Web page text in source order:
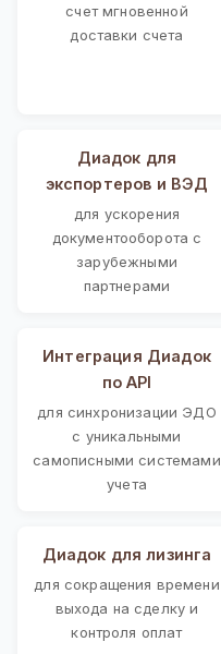
счет мгновенной
доставки счета
Диадок для
экспортеров и ВЭД
для ускорения
документооборота с
зарубежными
партнерами
Интеграция Диадок
по API
для синхронизации ЭДО
с уникальными
самописными системами
учета
Диадок для лизинга
для сокращения времени
выхода на сделку и
контроля оплат